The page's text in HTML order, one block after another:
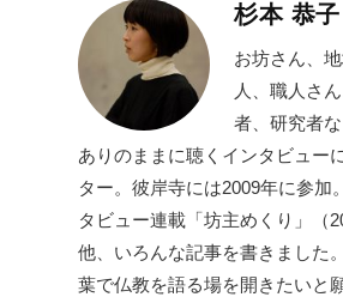
杉本 恭子
お坊さん、
人、職人さ
者、研究者
ありのままに聴くインタビュー
ター。彼岸寺には2009年に参加
タビュー連載「坊主めくり」（
他、いろんな記事を書きました
葉で仏教を語る場を開きたいと